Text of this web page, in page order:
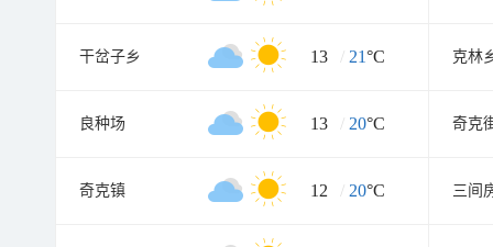
干岔子乡 13 / 21°C 克林
良种场 13 / 20°C 奇克
奇克镇 12 / 20°C 三间